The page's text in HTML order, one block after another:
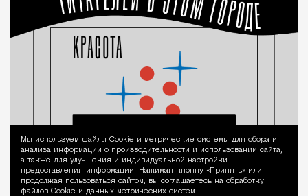
Уведомление
Мы используем файлы Сookie и метрические системы для сбора и
анализа информации о производительности и использовании сайта,
а также для улучшения и индивидуальной настройки
предоставления информации. Нажимая кнопку «Принять» или
продолжая пользоваться сайтом, вы соглашаетесь на обработку
файлов Cookie и данных метрических систем.